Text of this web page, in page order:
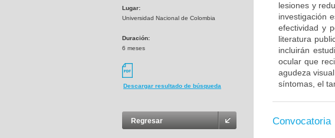
Lugar:
Universidad Nacional de Colombia
Duración:
6 meses
Descargar resultado de búsqueda
Regresar
lesiones y
investigación
efectividad y
literatura
incluirán
ocular que
agudeza
síntomas, el
Convocatoria